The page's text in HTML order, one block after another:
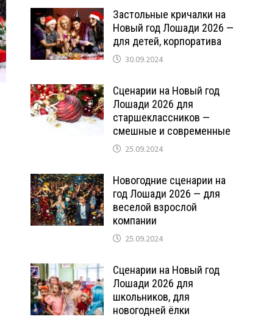
Застольные кричалки на
Новый год Лошади 2026 —
для детей, корпоратива
30.09.2024
Сценарии на Новый год
Лошади 2026 для
старшеклассников —
смешные и современные
25.09.2024
Новогодние сценарии на
год Лошади 2026 — для
веселой взрослой
компании
25.09.2024
Сценарии на Новый год
Лошади 2026 для
школьников, для
новогодней ёлки